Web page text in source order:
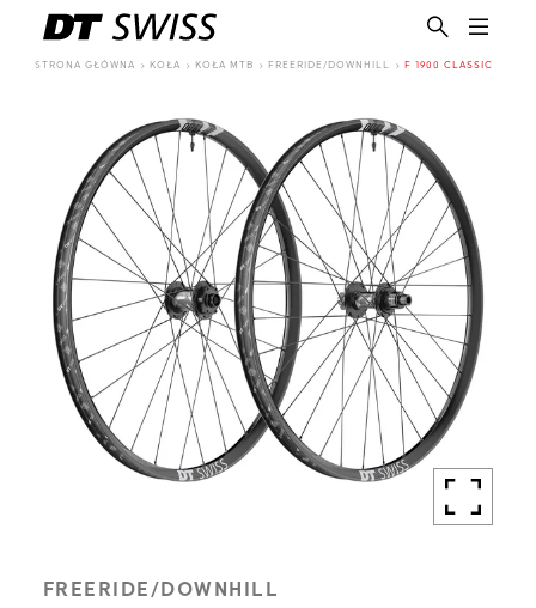
STRONA GŁÓWNA KOŁA KOŁA MTB FREERIDE/DOWNHILL F 1900 CLASSIC
FREERIDE/DOWNHILL